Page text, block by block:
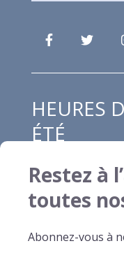
HEURES
ÉTÉ
Lundi au jeudi :
à 16h30
Samedi et
Restez à
toutes
Abonnez-vous à